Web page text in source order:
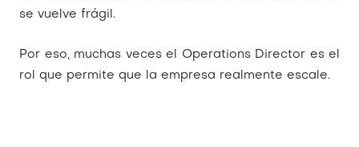
se vuelve frágil.
Por eso, muchas veces el Operations Director es el
rol que permite que la empresa realmente escale.